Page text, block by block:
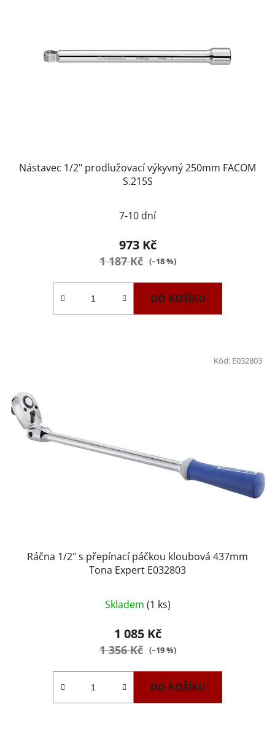
Nástavec 1/2" prodlužovací výkyvný 250mm FACOM
S.215S
7-10 dní
973 Kč
1 187 Kč (–18 %)
DO KOŠÍKU
Ráčna 1/2" s přepínací páčkou kloubová 437mm
Tona Expert E032803
Skladem (1 ks)
1 085 Kč
1 356 Kč (–19 %)
DO KOŠÍKU
Kód: E032803